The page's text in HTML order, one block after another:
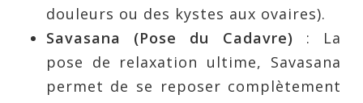
douleurs ou des kystes aux ovaires).
Savasana (Pose du Cadavre) : La
pose de relaxation ultime, Savasana
permet de se reposer complètement